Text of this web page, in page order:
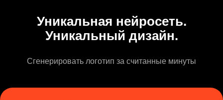
Уникальная нейросеть.
Уникальный дизайн.
Сгенерировать логотип за считанные минуты